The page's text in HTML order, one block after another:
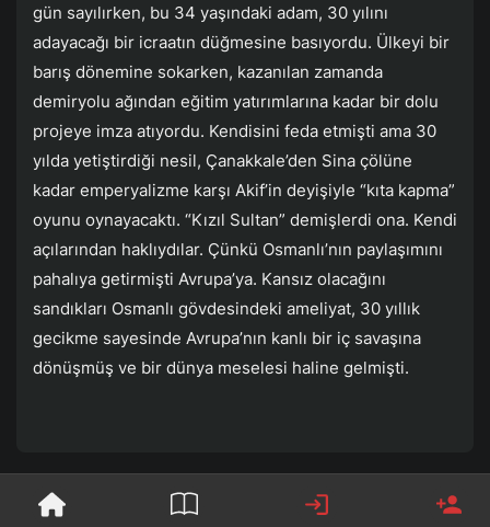
gün sayılırken, bu 34 yaşındaki adam, 30 yılını
adayacağı bir icraatın düğmesine basıyordu. Ülkeyi bir
barış dönemine sokarken, kazanılan zamanda
demiryolu ağından eğitim yatırımlarına kadar bir dolu
projeye imza atıyordu. Kendisini feda etmişti ama 30
yılda yetiştirdiği nesil, Çanakkale’den Sina çölüne
kadar emperyalizme karşı Akif’in deyişiyle “kıta kapma”
oyunu oynayacaktı. “Kızıl Sultan” demişlerdi ona. Kendi
açılarından haklıydılar. Çünkü Osmanlı’nın paylaşımını
pahalıya getirmişti Avrupa’ya. Kansız olacağını
sandıkları Osmanlı gövdesindeki ameliyat, 30 yıllık
gecikme sayesinde Avrupa’nın kanlı bir iç savaşına
dönüşmüş ve bir dünya meselesi haline gelmişti.